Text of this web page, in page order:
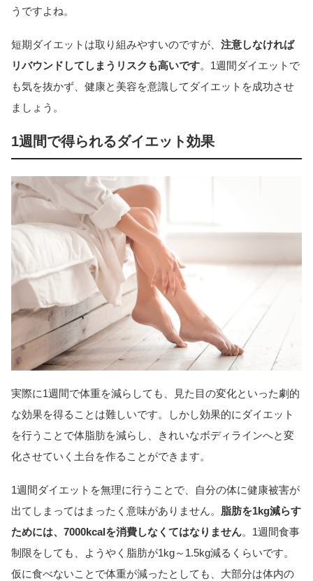
うですよね。
短期ダイエットは取り組みやすいのですが、 注意しなければ
リバウンドしてしまうリスクも高いです。1週間ダイエットで
も気を抜かず、健康と美容を意識してダイエットを成功させ
ましょう。
1週間で得られるダイエット効果
実際に1週間で体重を減らしても、見た目の変化といった劇的
な効果を得ることは難しいです。しかし効果的にダイエット
を行うことで体脂肪を減らし、きれいなボディラインへと変
化させていく土台を作ることができます。
1週間ダイエットを無理に行うことで、自分の体に健康被害が
出てしまってはまったく意味がありません。 脂肪を1kg減らす
ためには、7000kcalを消費しなくてはなりません。1週間食事
制限をしても、ようやく脂肪が1kg～1.5kg減るくらいです。
仮に食べないことで体重が減ったとしても、大部分は体内の